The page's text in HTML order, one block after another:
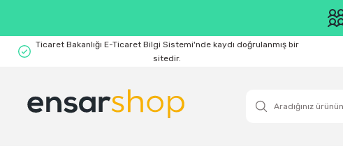
Ticaret Bakanlığı E-Ticaret Bilgi Sistemi'nde kaydı doğrulanmış bir
sitedir.